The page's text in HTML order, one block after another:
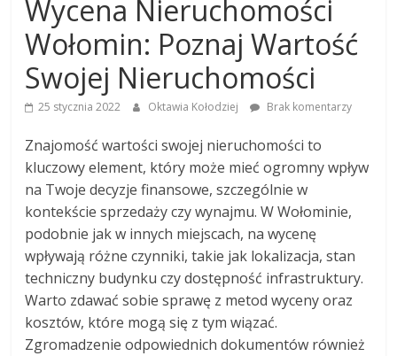
Wycena Nieruchomości
Wołomin: Poznaj Wartość
Swojej Nieruchomości
25 stycznia 2022 Oktawia Kołodziej Brak komentarzy
Znajomość wartości swojej nieruchomości to
kluczowy element, który może mieć ogromny wpływ
na Twoje decyzje finansowe, szczególnie w
kontekście sprzedaży czy wynajmu. W Wołominie,
podobnie jak w innych miejscach, na wycenę
wpływają różne czynniki, takie jak lokalizacja, stan
techniczny budynku czy dostępność infrastruktury.
Warto zdawać sobie sprawę z metod wyceny oraz
kosztów, które mogą się z tym wiązać.
Zgromadzenie odpowiednich dokumentów również